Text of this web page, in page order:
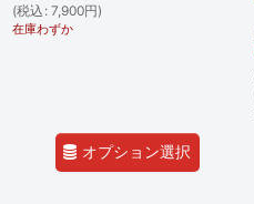
(税込 : 7,900円)
在庫わずか
オプション選択